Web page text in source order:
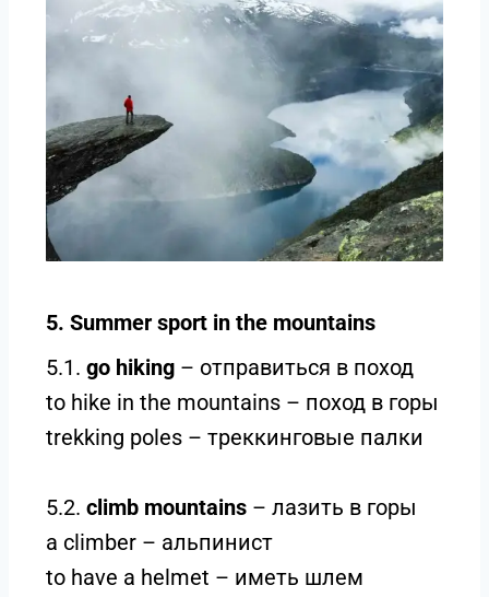
5. Summer sport in the mountains
5.1. go hiking – отправиться в поход
to hike in the mountains – поход в горы
trekking poles – треккинговые палки
5.2. climb mountains – лазить в горы
a climber – альпинист
to have a helmet – иметь шлем